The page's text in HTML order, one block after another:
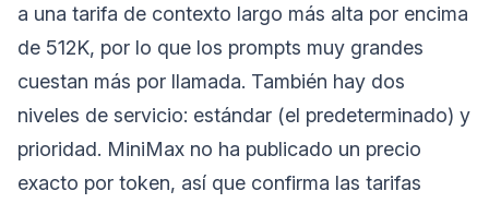
a una tarifa de contexto largo más alta por encima
de 512K, por lo que los prompts muy grandes
cuestan más por llamada. También hay dos
niveles de servicio: estándar (el predeterminado) y
prioridad. MiniMax no ha publicado un precio
exacto por token, así que confirma las tarifas